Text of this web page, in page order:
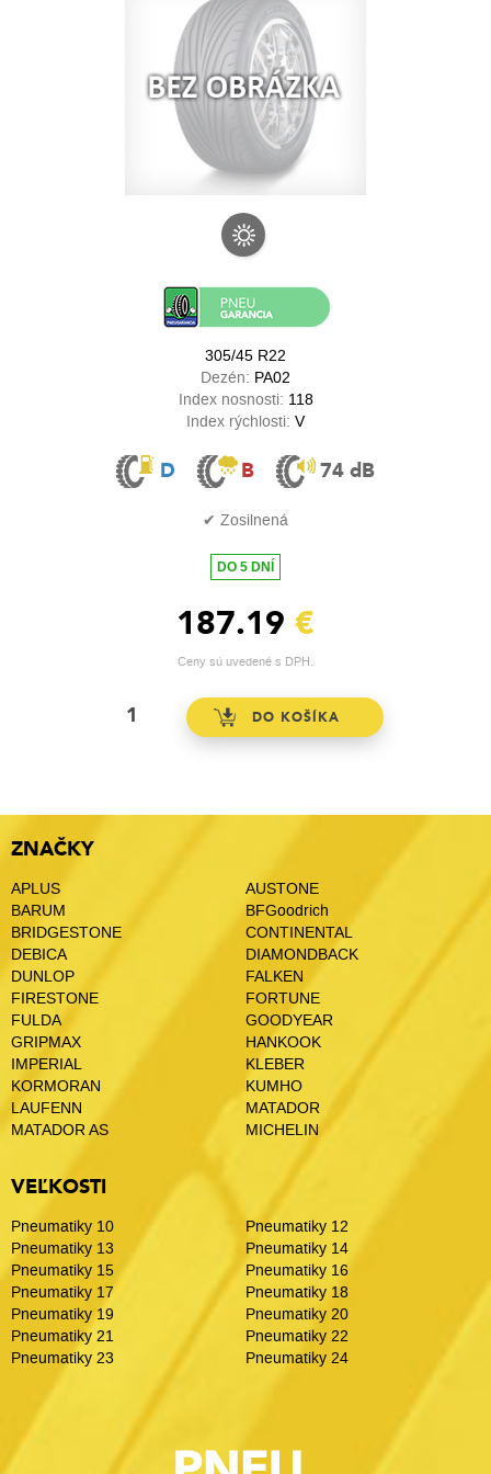
305/45 R22
Dezén: PA02
Index nosnosti: 118
Index rýchlosti: V
D B 74 dB
✔ Zosilnená
DO 5 DNÍ
187.19 €
Ceny sú uvedené s DPH.
ZNAČKY
APLUS
AUSTONE
BARUM
BFGoodrich
BRIDGESTONE
CONTINENTAL
DEBICA
DIAMONDBACK
DUNLOP
FALKEN
FIRESTONE
FORTUNE
FULDA
GOODYEAR
GRIPMAX
HANKOOK
IMPERIAL
KLEBER
KORMORAN
KUMHO
LAUFENN
MATADOR
MATADOR AS
MICHELIN
VEĽKOSTI
Pneumatiky 10
Pneumatiky 12
Pneumatiky 13
Pneumatiky 14
Pneumatiky 15
Pneumatiky 16
Pneumatiky 17
Pneumatiky 18
Pneumatiky 19
Pneumatiky 20
Pneumatiky 21
Pneumatiky 22
Pneumatiky 23
Pneumatiky 24